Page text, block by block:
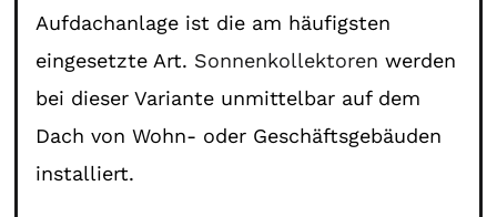
Aufdachanlage ist die am häufigsten
eingesetzte Art. Sonnenkollektoren werden
bei dieser Variante unmittelbar auf dem
Dach von Wohn- oder Geschäftsgebäuden
installiert.